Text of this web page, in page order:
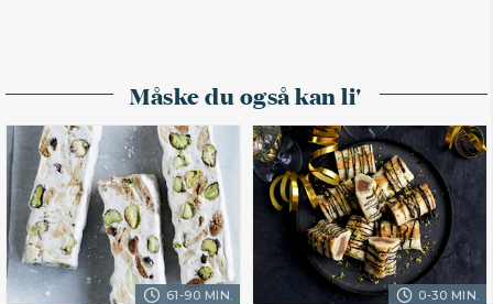
Måske du også kan li'
61-90 MIN. 0-30 MIN.